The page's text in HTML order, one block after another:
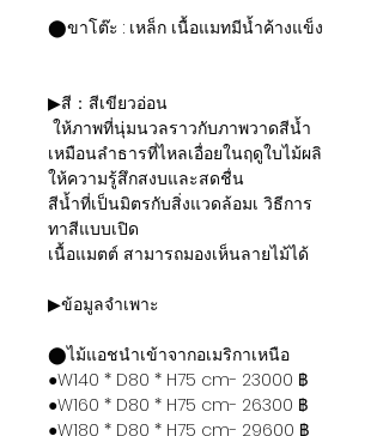
⬤ขาโต๊ะ : เหล็ก เนื้อแมทมีน้ำค้างแข็ง
▶สี：สีเขียวอ่อน
ให้ภาพที่นุ่มนวลราวกับภาพวาดสีน้ำ
เหมือนลำธารที่ไหลเอื่อยในฤดูใบไม้ผลิ
ให้ความรู้สึกสงบและสดชื่น
สีน้ำที่เป็นมิตรกับสิ่งแวดล้อมเ วิธีการ
ทาสีแบบเปิด
เนื้อแมตต์ สามารถมองเห็นลายไม้ได้
▶ข้อมูลจำเพาะ
⬤ไม้แอชนำเข้าจากอเมริกาเหนือ
●W140 * D80 * H75 cm- 23000 ฿
●W160 * D80 * H75 cm- 26300 ฿
●W180 * D80 * H75 cm- 29600 ฿